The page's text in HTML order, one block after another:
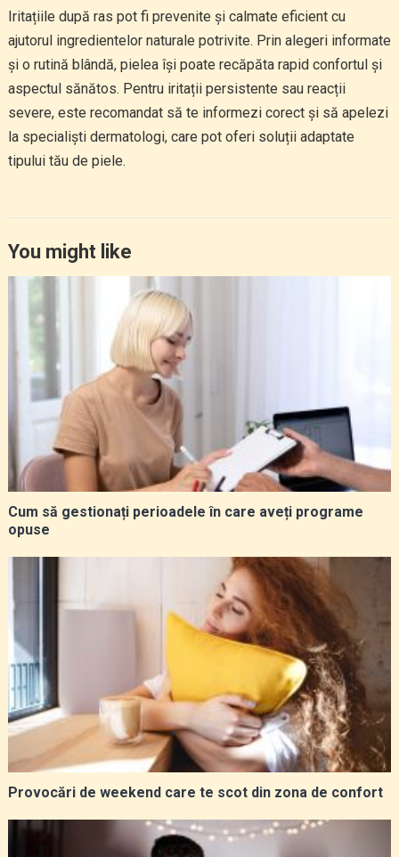
Iritațiile după ras pot fi prevenite și calmate eficient cu
ajutorul ingredientelor naturale potrivite. Prin alegeri informate
și o rutină blândă, pielea își poate recăpăta rapid confortul și
aspectul sănătos. Pentru iritații persistente sau reacții
severe, este recomandat să te informezi corect și să apelezi
la specialiști dermatologi, care pot oferi soluții adaptate
tipului tău de piele.
You might like
Cum să gestionați perioadele în care aveți programe
opuse
Provocări de weekend care te scot din zona de confort